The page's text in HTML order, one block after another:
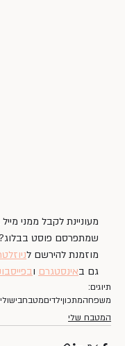
מעוניינת לקבל ממני
שמתפרסם פוסט
מוזמנת להירשם ל
גם באינסטגרם ו
תיוגים:
משפחהמתכוןילדיםמטבח
המטבח שלי